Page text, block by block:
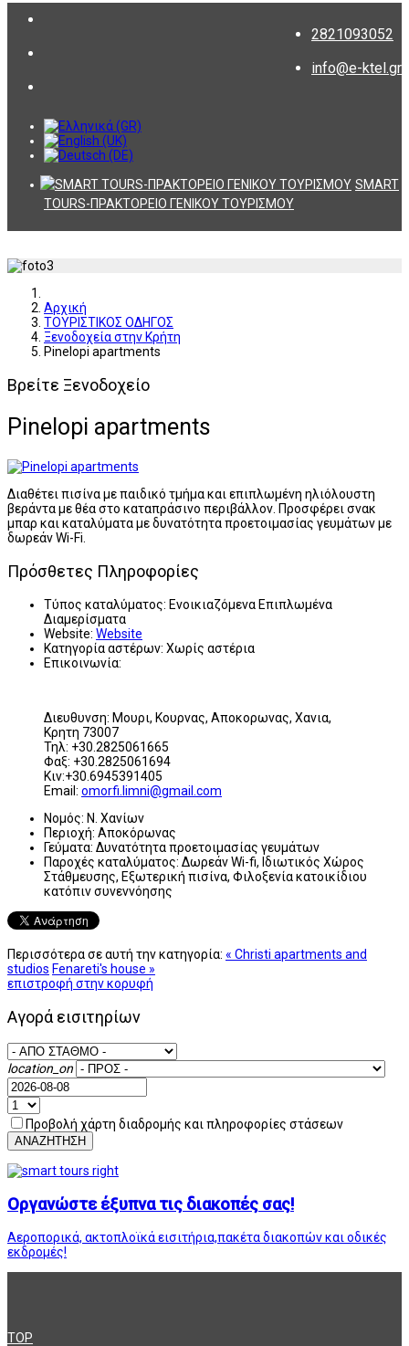
2821093052
info@e-ktel.gr
SMART
TOURS-ΠΡΑΚΤΟΡΕΙΟ ΓΕΝΙΚΟΥ ΤΟΥΡΙΣΜΟΥ
Αρχική
ΤΟΥΡΙΣΤΙΚΟΣ ΟΔΗΓΟΣ
Ξενοδοχεία στην Κρήτη
Pinelopi apartments
Βρείτε Ξενοδοχείο
Pinelopi apartments
Διαθέτει πισίνα με παιδικό τμήμα και επιπλωμένη ηλιόλουστη
βεράντα με θέα στο καταπράσινο περιβάλλον. Προσφέρει σνακ
μπαρ και καταλύματα με δυνατότητα προετοιμασίας γευμάτων με
δωρεάν Wi-Fi.
Πρόσθετες Πληροφορίες
Τύπος καταλύματος: Ενοικιαζόμενα Επιπλωμένα
Διαμερίσματα
Website: Website
Κατηγορία αστέρων: Χωρίς αστέρια
Επικοινωνία:
Διευθυνση: Μουρι, Κουρνας, Αποκορωνας, Χανια,
Κρητη 73007
Τηλ: +30.2825061665
Φαξ: +30.2825061694
Κιν:+30.6945391405
Email: omorfi.limni@gmail.com
Νομός: Ν. Χανίων
Περιοχή: Αποκόρωνας
Γεύματα: Δυνατότητα προετοιμασίας γευμάτων
Παροχές καταλύματος: Δωρεάν Wi-fi, Ιδιωτικός Χώρος
Στάθμευσης, Εξωτερική πισίνα, Φιλοξενία κατοικίδιου
κατόπιν συνεννόησης
Περισσότερα σε αυτή την κατηγορία: « Christi apartments and
studios Fenareti's house »
επιστροφή στην κορυφή
Αγορά εισιτηρίων
location_on
Προβολή χάρτη διαδρομής και πληροφορίες στάσεων
ΑΝΑΖΗΤΗΣΗ
Οργανώστε έξυπνα τις διακοπές σας!
Αεροπορικά, ακτοπλοϊκά εισιτήρια,πακέτα διακοπών και οδικές
εκδρομές!
TOP